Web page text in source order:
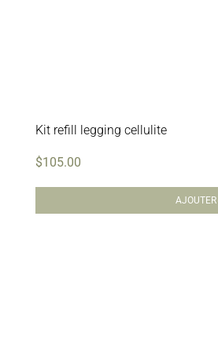
Kit refill legging cellulite
$105.00